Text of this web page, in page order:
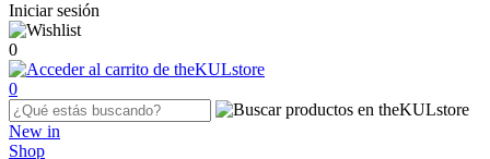
Iniciar sesión
0
0
New in
Shop